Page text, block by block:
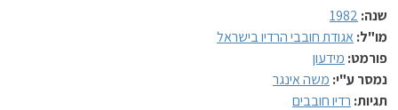
שנה: 1982
מו"ל: אגודת חובבי הרדיו בישראל
פורמט: מידעון
נמסר ע"י: משה אינגר
תגיות: רדיו חובבים